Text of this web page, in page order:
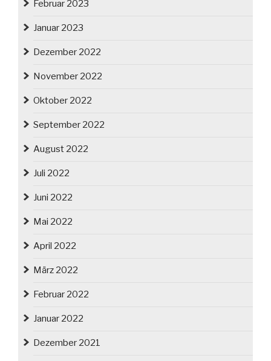
Februar 2023
Januar 2023
Dezember 2022
November 2022
Oktober 2022
September 2022
August 2022
Juli 2022
Juni 2022
Mai 2022
April 2022
März 2022
Februar 2022
Januar 2022
Dezember 2021